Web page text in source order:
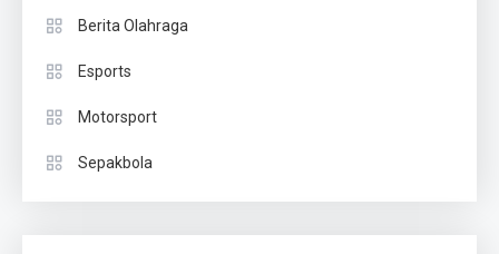
Berita Olahraga
Esports
Motorsport
Sepakbola